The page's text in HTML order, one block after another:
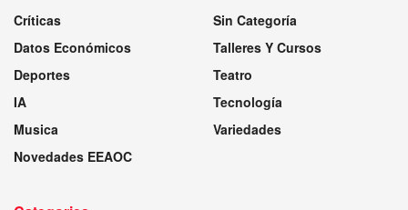
Críticas
Datos Económicos
Deportes
IA
Musica
Novedades EEAOC
Sin Categoría
Talleres Y Cursos
Teatro
Tecnología
Variedades